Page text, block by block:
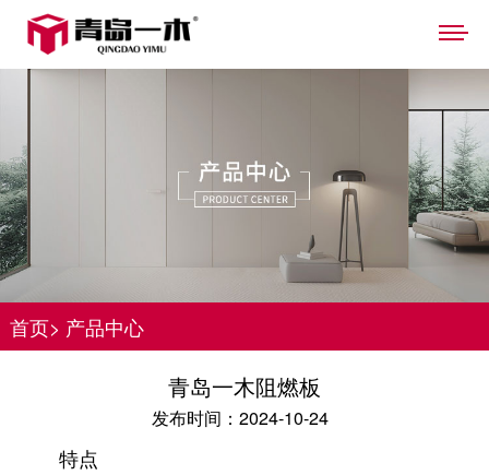
首页> 产品中心
青岛一木阻燃板
发布时间：2024-10-24
特点